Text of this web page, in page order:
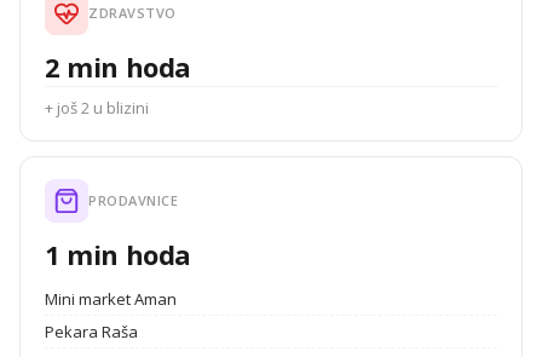
ZDRAVSTVO
2 min hoda
+ još 2 u blizini
PRODAVNICE
1 min hoda
Mini market Aman
Pekara Raša